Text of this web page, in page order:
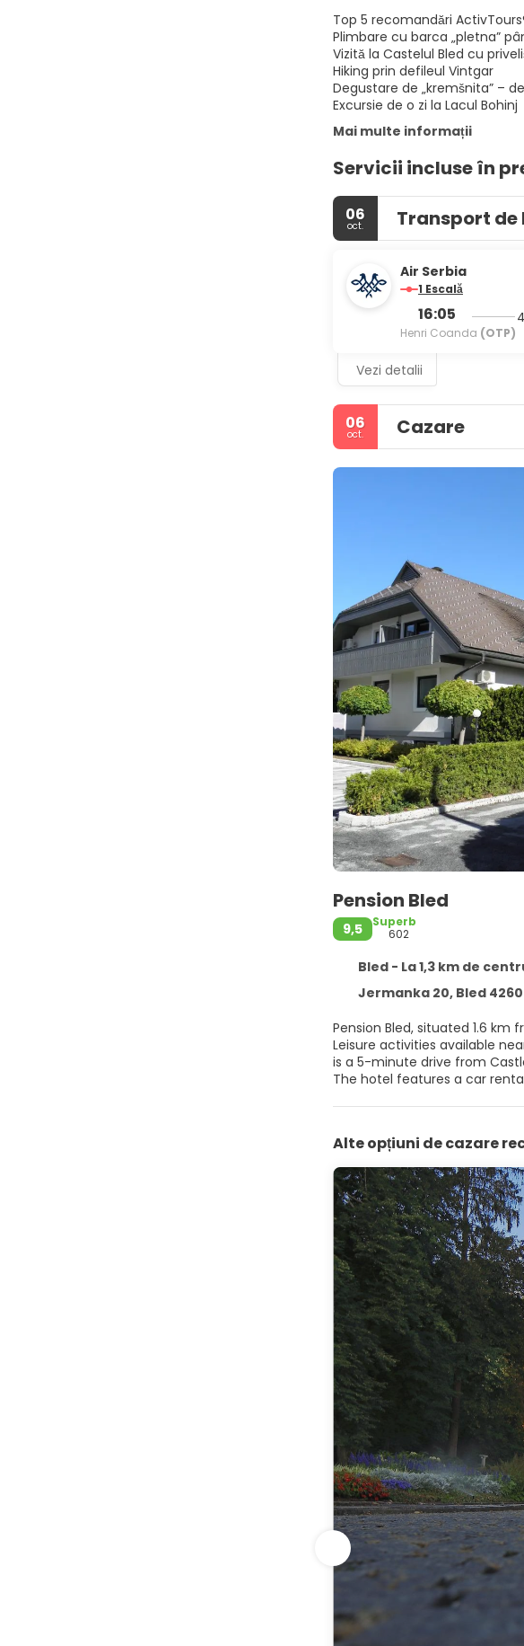
Top 5 recomandări
Plimbare cu barca „pletna”
Vizită la Castelul Bled cu
Hiking prin defileul Vintgar
Degustare de „kremšnita” –
Excursie de o zi la Lacul Bohinj
Mai multe informații
Servicii incluse în
06
oct. Transport de
Air Serbia
1 Escală
16:05
Henri Coanda (OTP)
Vezi detalii
06
oct. Cazare
Pension Bled
9,5
Superb
602
Bled - La 1,3 km de
Jermanka 20, Bled 4260
Pension Bled, situated 1.6 km
Leisure activities available nearby include hiking. All of the simply-furnished rooms
is a 5-minute drive from
The hotel features a car
Alte opțiuni de cazare